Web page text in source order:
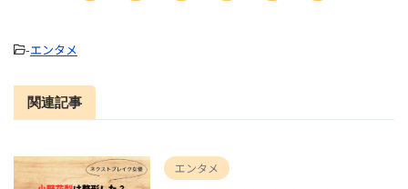
-エンタメ
関連記事
エンタメ